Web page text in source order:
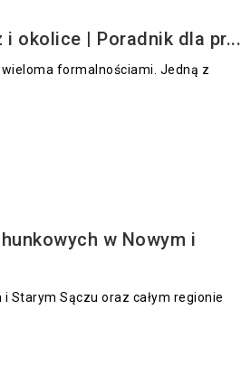
okolice | Poradnik dla pr...
formalnościami. Jedną z
w Nowym i
Starym Sączu oraz całym regionie